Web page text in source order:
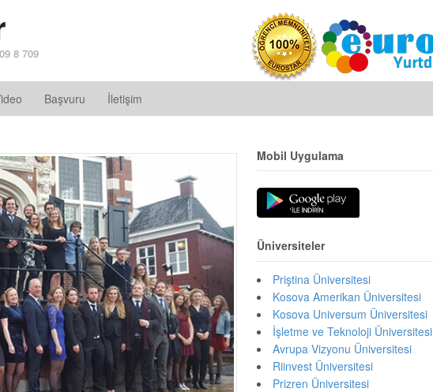
8 709
Başvuru İletişim
Mobil Uygulama
Üniversiteler
Priştina Üniversitesi
Kosova Amerikan Üniversitesi
Kosova Universum Üniversitesi
İşletme ve Teknoloji Üniversitesi
Avrupa Vizyonu Üniversitesi
Riinvest Üniversitesi
Prizren Üniversitesi